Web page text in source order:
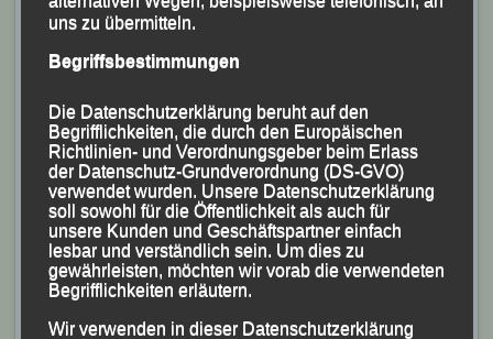
uns zu übermitteln.
Begriffsbestimmungen
Die Datenschutzerklärung beruht auf den
Begrifflichkeiten, die durch den Europäischen
Richtlinien- und Verordnungsgeber beim Erlass
der Datenschutz-Grundverordnung (DS-GVO)
verwendet wurden. Unsere Datenschutzerklärung
soll sowohl für die Öffentlichkeit als auch für
unsere Kunden und Geschäftspartner einfach
lesbar und verständlich sein. Um dies zu
gewährleisten, möchten wir vorab die verwendeten
Begrifflichkeiten erläutern.
Wir verwenden in dieser Datenschutzerklärung